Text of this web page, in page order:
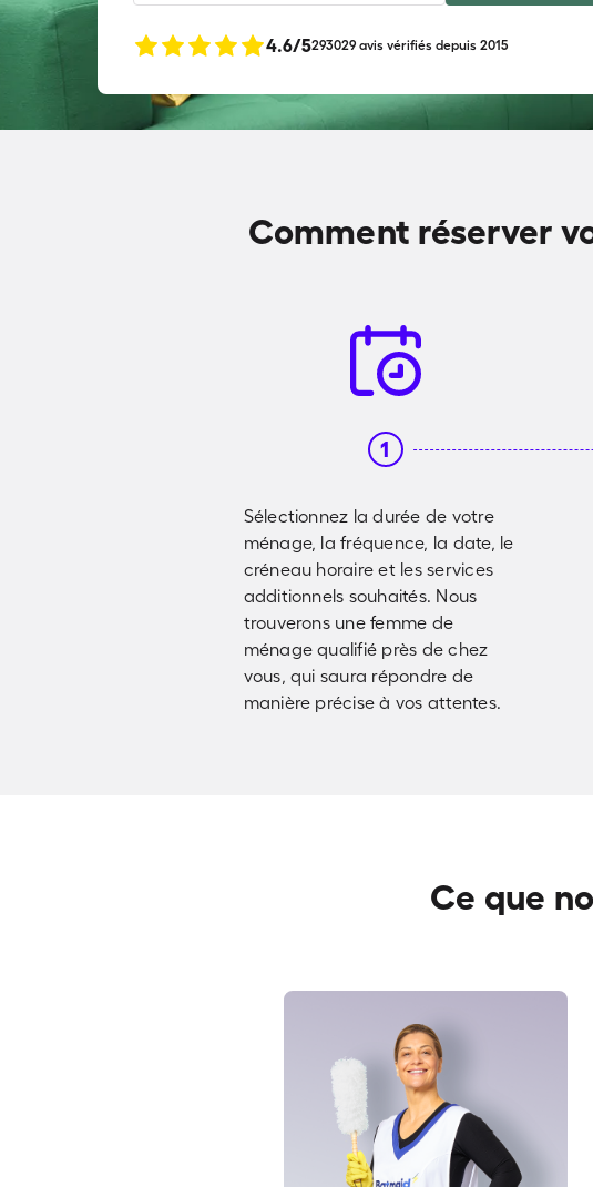
4.6/5293029 avis vérifiés depuis 2015
Comment réserver
1
Sélectionnez la durée de votre
ménage, la fréquence, la date, le
créneau horaire et les services
additionnels souhaités. Nous
trouverons une femme de
ménage qualifié près de chez
vous, qui saura répondre de
manière précise à vos attentes.
Ce que